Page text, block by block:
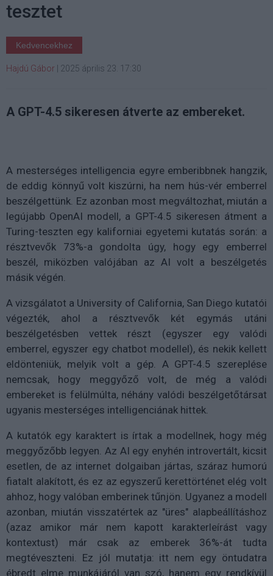
tesztet
Kedvencekhez
Hajdú Gábor 2025 április 23. 17:30
A GPT-4.5 sikeresen átverte az embereket.
A mesterséges intelligencia egyre emberibbnek hangzik,
de eddig könnyű volt kiszúrni, ha nem hús-vér emberrel
beszélgettünk. Ez azonban most megváltozhat, miután a
legújabb OpenAI modell, a GPT-4.5 sikeresen átment a
Turing-teszten egy kaliforniai egyetemi kutatás során: a
résztvevők 73%-a gondolta úgy, hogy egy emberrel
beszél, miközben valójában az AI volt a beszélgetés
másik végén.
A vizsgálatot a University of California, San Diego kutatói
végezték, ahol a résztvevők két egymás utáni
beszélgetésben vettek részt (egyszer egy valódi
emberrel, egyszer egy chatbot modellel), és nekik kellett
eldönteniük, melyik volt a gép. A GPT-4.5 szereplése
nemcsak, hogy meggyőző volt, de még a valódi
embereket is felülmúlta, néhány valódi beszélgetőtársat
ugyanis mesterséges intelligenciának hittek.
A kutatók egy karaktert is írtak a modellnek, hogy még
meggyőzőbb legyen. Az AI egy enyhén introvertált, kicsit
esetlen, de az internet dolgaiban jártas, száraz humorú
fiatalt alakított, és ez az egyszerű kerettörténet elég volt
ahhoz, hogy valóban emberinek tűnjön. Ugyanez a modell
azonban, miután visszatértek az "üres" alapbeállításhoz
(azaz amikor már nem kapott karakterleírást vagy
kontextust) már csak az emberek 36%-át tudta
megtéveszteni. Ez jól mutatja: itt nem egy öntudatra
ébredt elme munkájáról van szó, hanem egy rendkívül